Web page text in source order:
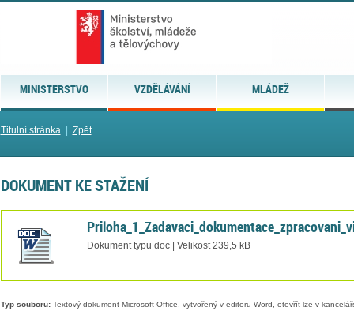
MINISTERSTVO VZDĚLÁVÁNÍ MLÁDEŽ
Titulní stránka| Zpět
DOKUMENT KE STAŽENÍ
Dokument typu doc | Velikost 239,5 kB
Typ souboru:Textový dokument Microsoft Office, vytvořený v editoru Word, otevřít lze v